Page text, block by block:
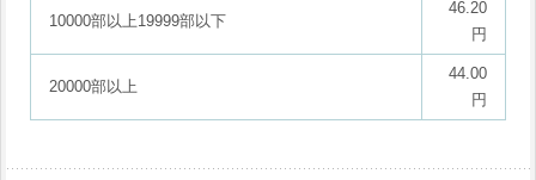
10000部以上19999部以下
46.20
円
20000部以上
44.00
円